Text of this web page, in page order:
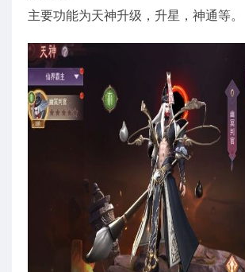
主要功能为天神升级，升星，神通等。